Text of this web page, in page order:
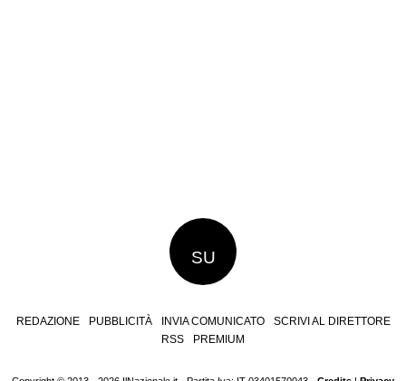
SU
REDAZIONE PUBBLICITÀ INVIA COMUNICATO
SCRIVI AL DIRETTORE
RSS
PREMIUM